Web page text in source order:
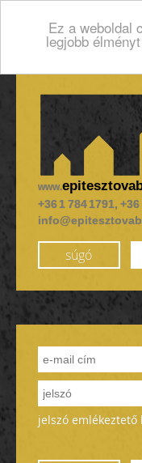
Ez a weboldal
legjobb
www.
+36 1 784 1791,
súgó
jelszó emlékeztető